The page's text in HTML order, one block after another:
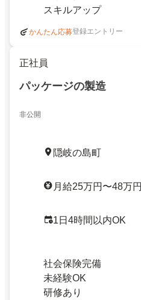
スキルアップ
かんたん応募登録エントリー
正社員
パッケージの製造
非公開
隠岐の島町
月給25万円〜48万円
1日4時間以内OK
社会保険完備
未経験OK
研修あり